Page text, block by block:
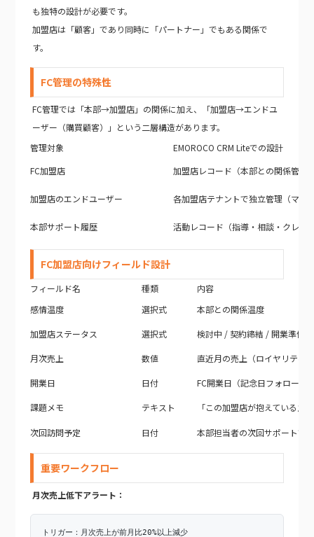
も独特の設計が必要です。
加盟店は「顧客」であり同時に「パートナー」でもある関係で
す。
FC管理の特殊性
FC管理では「本部→加盟店」の関係に加え、「加盟店→エンドユ
ーザー（購買顧客）」という二層構造があります。
管理対象
EMOROCO CRM Liteでの設計
FC加盟店
加盟店レコード（本部との関係管理
加盟店のエンドユーザー 各加盟店テナントで独立管理（マル
本部サポート履歴 活動レコード（指導・相談・クレー
FC加盟店向けフィールド設計
フィールド名 種類
内容
感情温度
選択式 本部との関係温度
加盟店ステータス 選択式 検討中 / 契約締結 / 開業準備 /
月次売上 数値 直近月の売上（ロイヤリティ
開業日 日付 FC開業日（記念日フォローの
課題メモ テキスト 「この加盟店が抱えている主
次回訪問予定 日付 本部担当者の次回サポート訪
重要ワークフロー
月次売上低下アラート：
トリガー：月次売上が前月比20%以上減少